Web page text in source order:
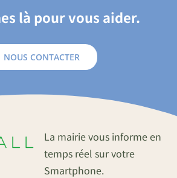
là pour vous aider.
NOUS CONTACTER
La mairie vous informe en
temps réel sur votre
Smartphone.